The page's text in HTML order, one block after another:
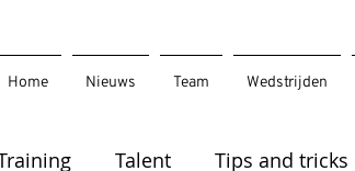
Home Nieuws Team Wedstrijden
Talent Tips and tricks